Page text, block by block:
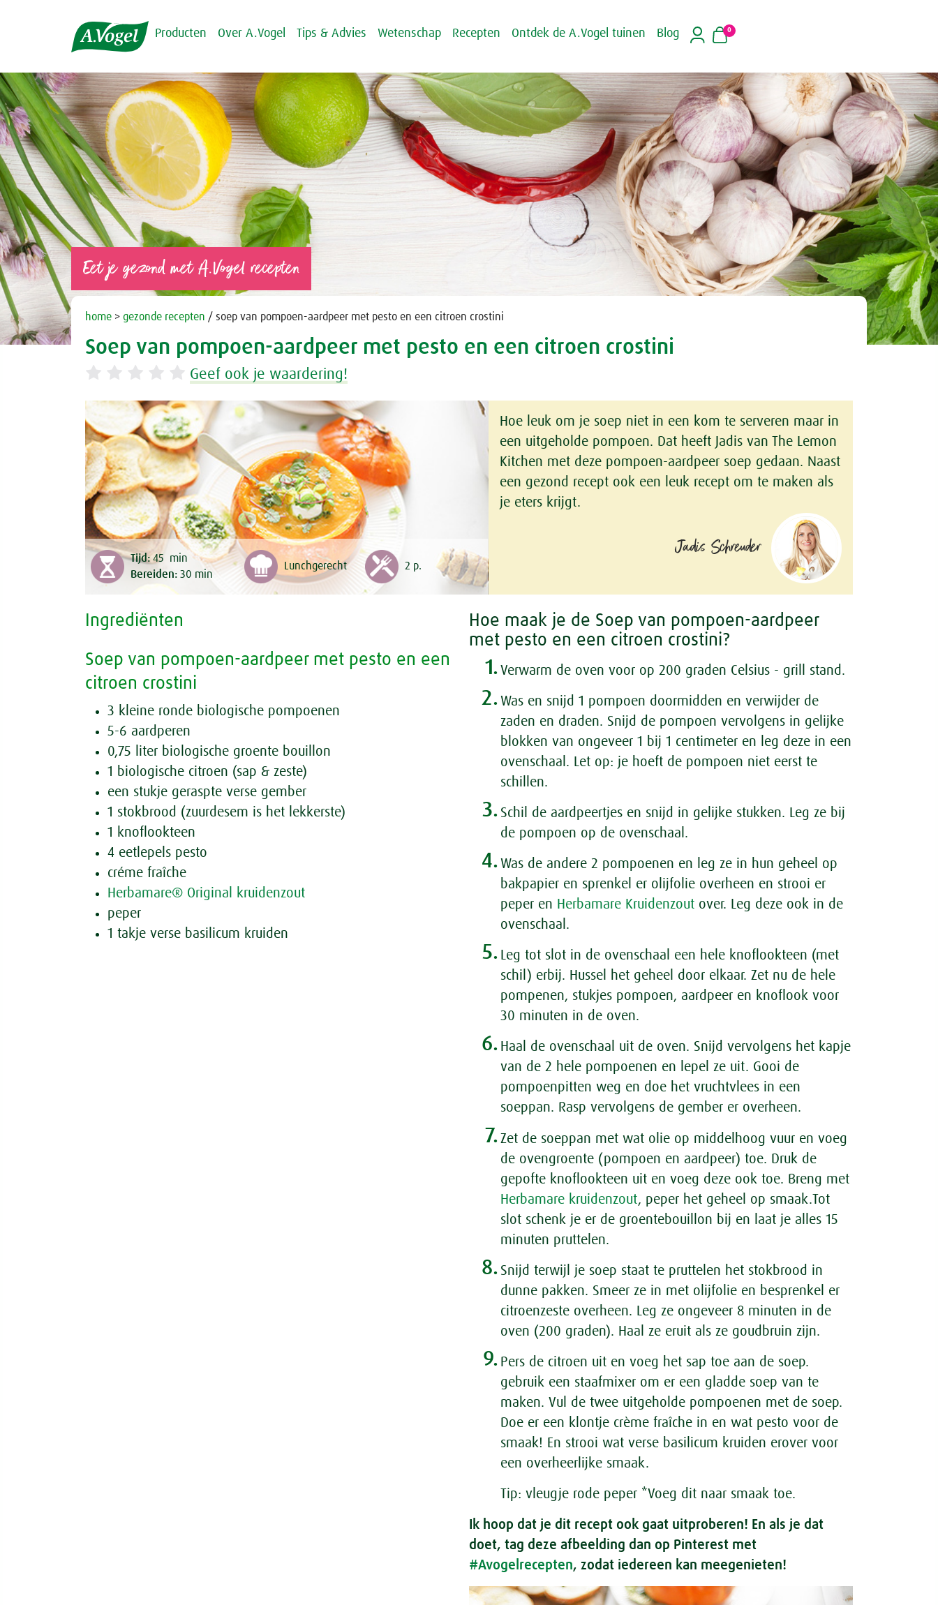
Producten Over A.Vogel Tips & Advies Wetenschap Recepten Ontdek de A.Vogel tuinen Blog 0
Eet je gezond met A.Vogel recepten
home > gezonde recepten / soep van pompoen-aardpeer met pesto en een citroen crostini
Soep van pompoen-aardpeer met pesto en een citroen crostini
Geef ook je waardering!
Tijd:45
min
Bereiden: 30 min
Lunchgerecht 2 p.
Hoe leuk om je soep niet in een kom te serveren maar in
een uitgeholde pompoen. Dat heeft Jadis van The Lemon
Kitchen met deze pompoen-aardpeer soep gedaan. Naast
een gezond recept ook een leuk recept om te maken als
je eters krijgt.
Jadis Schreuder
Ingrediënten
Soep van pompoen-aardpeer met pesto en een
citroen crostini
3 kleine ronde biologische pompoenen
5-6 aardperen
0,75 liter biologische groente bouillon
1 biologische citroen (sap & zeste)
een stukje geraspte verse gember
1 stokbrood (zuurdesem is het lekkerste)
1 knoflookteen
4 eetlepels pesto
créme fraîche
Herbamare® Original kruidenzout
peper
1 takje verse basilicum kruiden
Hoe maak je de Soep van pompoen-aardpeer
met pesto en een citroen crostini?
1. Verwarm de oven voor op 200 graden Celsius - grill stand.
2. Was en snijd 1 pompoen doormidden en verwijder de
zaden en draden. Snijd de pompoen vervolgens in gelijke
blokken van ongeveer 1 bij 1 centimeter en leg deze in een
ovenschaal. Let op: je hoeft de pompoen niet eerst te
schillen.
3. Schil de aardpeertjes en snijd in gelijke stukken. Leg ze bij
de pompoen op de ovenschaal.
4. Was de andere 2 pompoenen en leg ze in hun geheel op
bakpapier en sprenkel er olijfolie overheen en strooi er
peper en Herbamare Kruidenzout over. Leg deze ook in de
ovenschaal.
5. Leg tot slot in de ovenschaal een hele knoflookteen (met
schil) erbij. Hussel het geheel door elkaar. Zet nu de hele
pompenen, stukjes pompoen, aardpeer en knoflook voor
30 minuten in de oven.
6. Haal de ovenschaal uit de oven. Snijd vervolgens het kapje
van de 2 hele pompoenen en lepel ze uit. Gooi de
pompoenpitten weg en doe het vruchtvlees in een
soeppan. Rasp vervolgens de gember er overheen.
7. Zet de soeppan met wat olie op middelhoog vuur en voeg
de ovengroente (pompoen en aardpeer) toe. Druk de
gepofte knoflookteen uit en voeg deze ook toe. Breng met
Herbamare kruidenzout, peper het geheel op smaak.Tot
slot schenk je er de groentebouillon bij en laat je alles 15
minuten pruttelen.
8. Snijd terwijl je soep staat te pruttelen het stokbrood in
dunne pakken. Smeer ze in met olijfolie en besprenkel er
citroenzeste overheen. Leg ze ongeveer 8 minuten in de
oven (200 graden). Haal ze eruit als ze goudbruin zijn.
9. Pers de citroen uit en voeg het sap toe aan de soep.
gebruik een staafmixer om er een gladde soep van te
maken. Vul de twee uitgeholde pompoenen met de soep.
Doe er een klontje crème fraîche in en wat pesto voor de
smaak! En strooi wat verse basilicum kruiden erover voor
een overheerlijke smaak.
Tip: vleugje rode peper *Voeg dit naar smaak toe.
Ik hoop dat je dit recept ook gaat uitproberen! En als je dat
doet, tag deze afbeelding dan op Pinterest met
#Avogelrecepten, zodat iedereen kan meegenieten!